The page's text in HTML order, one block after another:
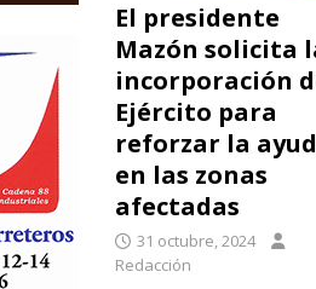
El presidente
Mazón solicita
incorporación
Ejército para
reforzar la
en las zonas
afectadas
31 octubre, 2024
Redacción